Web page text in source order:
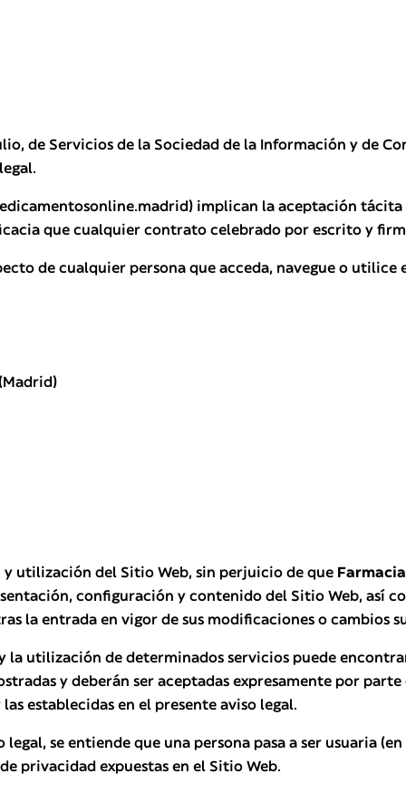
de Servicios de la Sociedad de la Información y de
implican la aceptación tácita
que cualquier contrato celebrado por escrito y
de cualquier persona que acceda, navegue o utilice
y utilización del Sitio Web, sin perjuicio de que
configuración y contenido del Sitio Web, así
la entrada en vigor de sus modificaciones o cambios
la utilización de determinados servicios puede
y deberán ser aceptadas expresamente por
establecidas en el presente aviso legal.
se entiende que una persona pasa a ser usuaria (en
privacidad expuestas en el Sitio Web.